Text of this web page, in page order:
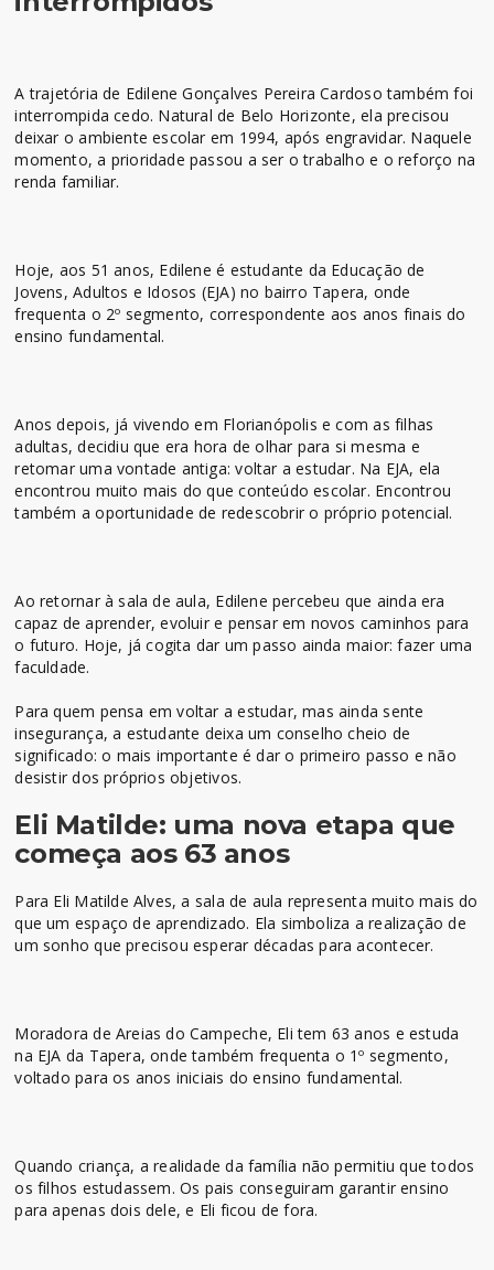
A trajetória de Edilene Gonçalves Pereira Cardoso também foi
interrompida cedo. Natural de Belo Horizonte, ela precisou
deixar o ambiente escolar em 1994, após engravidar. Naquele
momento, a prioridade passou a ser o trabalho e o reforço na
renda familiar.
Hoje, aos 51 anos, Edilene é estudante da Educação de
Jovens, Adultos e Idosos (EJA) no bairro Tapera, onde
frequenta o 2º segmento, correspondente aos anos finais do
ensino fundamental.
Anos depois, já vivendo em Florianópolis e com as filhas
adultas, decidiu que era hora de olhar para si mesma e
retomar uma vontade antiga: voltar a estudar. Na EJA, ela
encontrou muito mais do que conteúdo escolar. Encontrou
também a oportunidade de redescobrir o próprio potencial.
Ao retornar à sala de aula, Edilene percebeu que ainda era
capaz de aprender, evoluir e pensar em novos caminhos para
o futuro. Hoje, já cogita dar um passo ainda maior: fazer uma
faculdade.
Para quem pensa em voltar a estudar, mas ainda sente
insegurança, a estudante deixa um conselho cheio de
significado: o mais importante é dar o primeiro passo e não
desistir dos próprios objetivos.
Eli Matilde: uma nova etapa que
começa aos 63 anos
Para Eli Matilde Alves, a sala de aula representa muito mais do
que um espaço de aprendizado. Ela simboliza a realização de
um sonho que precisou esperar décadas para acontecer.
Moradora de Areias do Campeche, Eli tem 63 anos e estuda
na EJA da Tapera, onde também frequenta o 1º segmento,
voltado para os anos iniciais do ensino fundamental.
Quando criança, a realidade da família não permitiu que todos
os filhos estudassem. Os pais conseguiram garantir ensino
para apenas dois dele, e Eli ficou de fora.